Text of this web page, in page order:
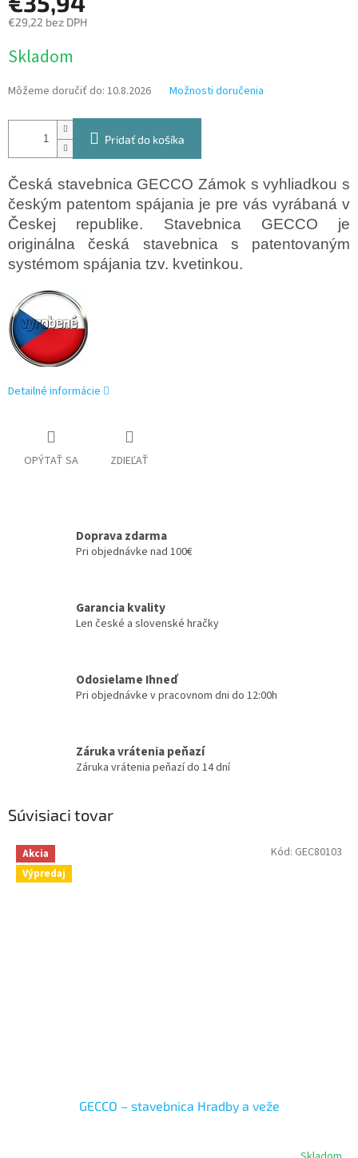
€29,22 bez DPH
cena:
Skladom
Môžeme doručiť do: 10.8.2026 Možnosti doručenia
Pridať do košíka
Česká stavebnica GECCO Zámok s vyhliadkou s
českým patentom spájania je pre vás vyrábaná v
Českej republike. Stavebnica GECCO je
originálna česká stavebnica s patentovaným
systémom spájania tzv. kvetinkou.
Detailné informácie
OPÝTAŤ SA ZDIEĽAŤ
Doprava zdarma
Pri objednávke nad 100€
Garancia kvality
Len české a slovenské hračky
Odosielame Ihneď
Pri objednávke v pracovnom dni do 12:00h
Záruka vrátenia peňazí
Záruka vrátenia peňazí do 14 dní
Súvisiaci tovar
Akcia
Výpredaj
GECCO – stavebnica Hradby a veže
Kód: GEC80103